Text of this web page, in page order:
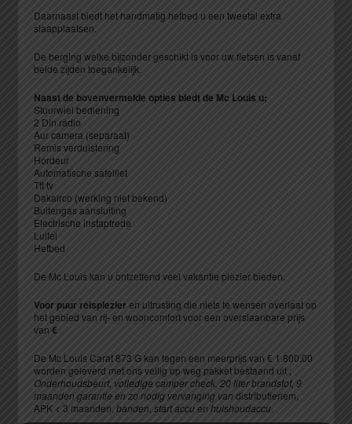
Daarnaast biedt het handmatig hefbed u een tweetal extra
slaapplaatsen.
De berging welke bijzonder geschikt is voor uw fietsen is vanaf
beide zijden toegankelijk.
Naast de bovenvermelde opties biedt de Mc Louis u;
Stuurwiel bediening
2 Din radio
Aur camera (separaat)
Remis verduistering
Hordeur
Automatische satelliet
Tft tv
Dakairco (werking niet bekend)
Buitengas aansluiting
Electrische instaptrede
Luifel
Hefbed
De Mc Louis kan u ontzettend veel vakantie plezier bieden.
Voor puur reisplezieren uitrusting die niets te wensen overlaat op
het gebied van rij- en wooncomfort voor een overslaanbare prijs
van€
De Mc Louis Carat 873 G kan tegen een meerprijs van € 1.800,00
worden geleverd met ons veilig op weg pakket bestaand uit ;
Onderhoudsbeurt, volledige camper check, 20 liter brandstof, 9
maanden garantie en zo nodig vervanging van distributieriem,
APK < 3 maanden,banden ,start accuenhuishoudaccu.